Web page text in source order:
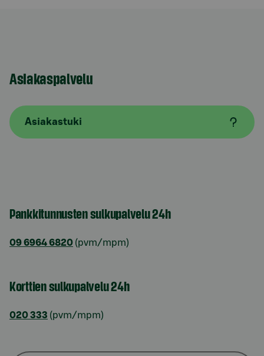
Asiakaspalvelu
Asiakastuki
Pankkitunnusten sulkupalvelu 24h
09 6964 6820 (pvm/mpm)
Korttien sulkupalvelu 24h
020 333 (pvm/mpm)